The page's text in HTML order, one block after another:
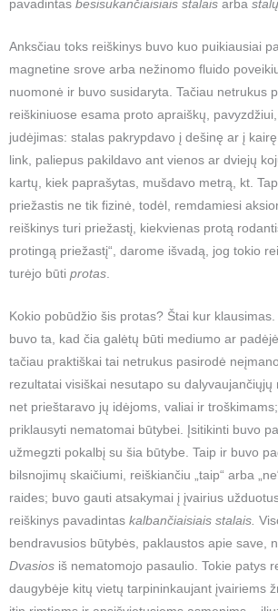
pavadintas besisukančiaisiais stalais arba
Anksčiau toks reiškinys buvo kuo puikiausiai
magnetine srove arba nežinomo fluido
nuomonė ir buvo susidaryta. Tačiau netrukus
reiškiniuose esama proto apraiškų,
judėjimas: stalas pakrypdavo į dešinę ar į
link, paliepus pakildavo ant vienos ar dviejų
kartų, kiek paprašytas, mušdavo metrą, kt.
priežastis ne tik fizinė, todėl, remdamiesi
reiškinys turi priežastį, kiekvienas protą
protingą priežastį“, darome išvadą, jog tokio
turėjo būti protas.
Kokio pobūdžio šis protas? Štai kur
buvo ta, kad čia galėtų būti mediumo ar
tačiau praktiškai tai netrukus pasirodė
rezultatai visiškai nesutapo su dalyvaujančiųjų
net prieštaravo jų idėjoms, valiai ir
priklausyti nematomai būtybei. Įsitikinti buvo
užmegzti pokalbį su šia būtybe. Taip ir buvo
bilsnojimų skaičiumi, reiškiančiu „taip“ arba
raides; buvo gauti atsakymai į įvairius
reiškinys pavadintas kalbančiaisiais stalais.
bendravusios būtybės, paklaustos apie save,
Dvasios iš nematomojo pasaulio. Tokie patys
daugybėje kitų vietų tarpininkaujant įvairiems